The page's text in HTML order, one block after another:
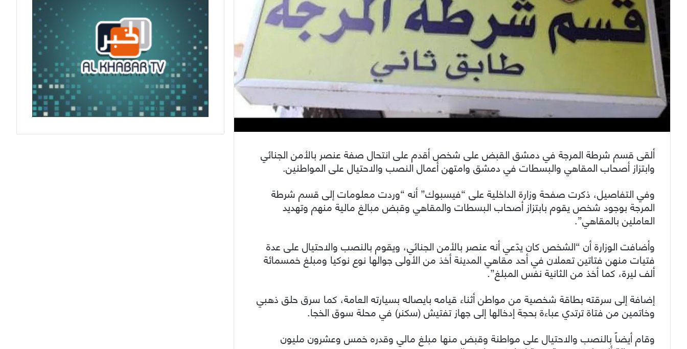
ألقى قسم شرطة المرجة في دمشق القبض على شخص أقدم على انتحال صفة عنصر بالأمن الجنائي
وابتزاز أصحاب المقاهي والبسطات في دمشق وامتهن أعمال النصب والاحتيال على المواطنين.
وفي التفاصيل، ذكرت صفحة وزارة الداخلية على “فيسبوك” أنه “وردت معلومات إلى قسم شرطة
المرجة بوجود شخص يقوم بابتزاز أصحاب البسطات والمقاهي وقبض مبالغ مالية منهم وتهديد
العاملين بالمقاهي”.
وأضافت الوزارة أن “الشخص كان يدّعي أنه عنصر بالأمن الجنائي، ويقوم بالنصب والاحتيال على عدة
فتيات منهن فتاتين تعملان في أحد مقاهي المدينة أخذ من الأولى جوالها نوع نوكيا ومبلغ خمسمائة
ألف ليرة، كما أخذ من الثانية نفس المبلغ”.
إضافة إلى سرقته بطاقة شخصية من مواطن أثناء قيامه بايصاله بسيارته العامة، كما سرق حلق ذهبي
وخاتمين من فتاة ترتدي عباءة بحجة إدخالها إلى جهاز تفتيش (سكنر) في محلة سوق الخجا.
وقام أيضاً بالنصب والاحتيال على مواطنة وقبض منها مبلغ مالي وقدره خمس وعشرون مليون